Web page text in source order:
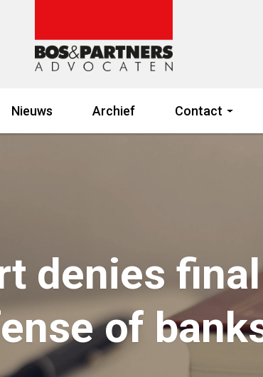
Nieuws Archief Contact
denies
of